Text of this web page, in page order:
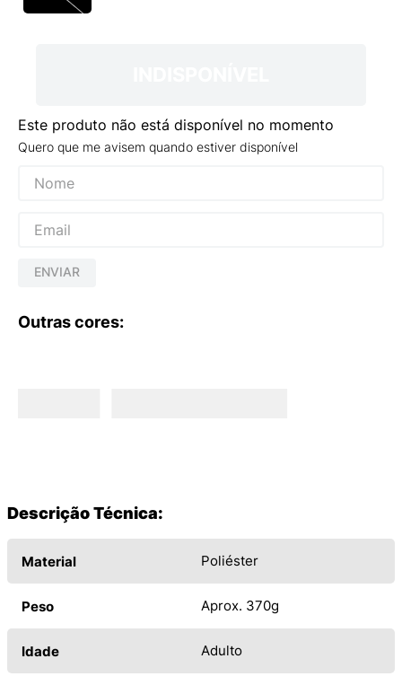
Este produto não está disponível no momento
Quero que me avisem quando estiver disponível
ENVIAR
Outras cores:
Descrição Técnica:
Material Poliéster
Peso Aprox. 370g
Idade Adulto
NEW 530